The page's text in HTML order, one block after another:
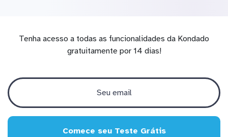
Tenha acesso a todas as funcionalidades da Kondado
gratuitamente por 14 dias!
Comece seu Teste Grátis